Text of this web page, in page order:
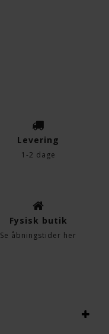
Levering
1-2 dage
Fysisk butik
Se åbningstider her